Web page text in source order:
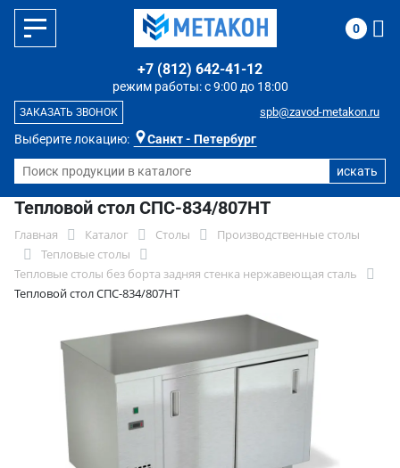
Выберите локацию: Санкт - Петербург
режим работы: с 9:00 до 18:00
+7 (812) 642-41-12
spb@zavod-metakon.ru
ЗАКАЗАТЬ ЗВОНОК
0
Тепловой стол СПС-834/807НТ
Главная Каталог Столы
Производственные столы
Тепловые столы
Тепловые столы без борта задняя стенка нержавеющая сталь
Тепловой стол СПС-834/807НТ